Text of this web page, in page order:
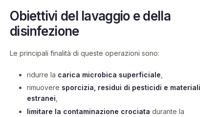
Obiettivi del lavaggio e della
disinfezione
Le principali finalità di queste operazioni sono:
ridurre la carica microbica superficiale
rimuovere sporcizia, residui di pesticidi e materiali
estranei
limitare la contaminazione crociata durante la